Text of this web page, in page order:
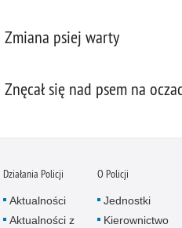
Zmiana psiej warty
Znęcał się nad psem na
Działania Policji
Aktualności
Aktualności z
O Policji
Jednostki
Kierownictwo